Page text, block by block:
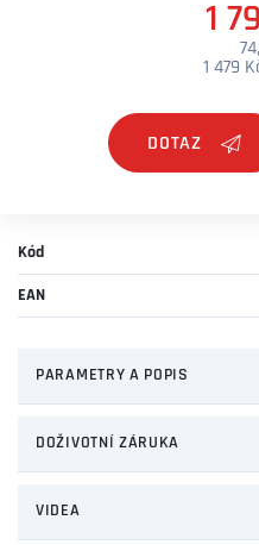
1
1 479
DOTAZ
Kód
EAN
PARAMETRY A POPIS
DOŽIVOTNÍ ZÁRUKA
VIDEA